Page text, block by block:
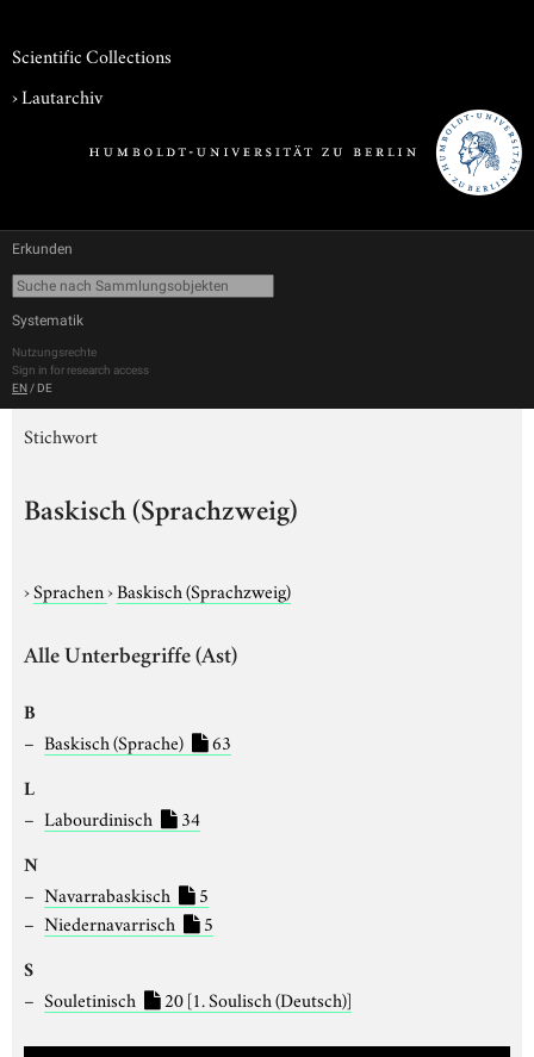
Scientific Collections
›Lautarchiv
Erkunden
Systematik
Nutzungsrechte
Sign in for research access
EN / DE
Stichwort
Baskisch (Sprachzweig)
›Sprachen›Baskisch (Sprachzweig)
Alle Unterbegriffe (Ast)
B
Baskisch (Sprache) 63
L
Labourdinisch 34
N
Navarrabaskisch
5
Niedernavarrisch
5
S
Souletinisch 20[1. Soulisch (Deutsch)]